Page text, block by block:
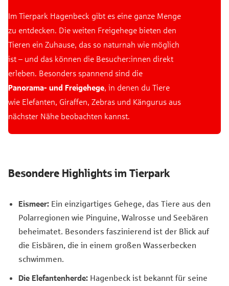
Im Tierpark Hagenbeck gibt es eine ganze Menge
zu entdecken. Die weiten Freigehege bieten den
Tieren ein Zuhause, das so naturnah wie möglich
ist – und das können die Besucher:innen direkt
erleben. Besonders spannend sind die
Panorama- und Freigehege, in denen du Tiere
wie Elefanten, Giraffen, Zebras und Kängurus aus
nächster Nähe beobachten kannst.
Besondere Highlights im Tierpark
Eismeer: Ein einzigartiges Gehege, das Tiere aus den
Polarregionen wie Pinguine, Walrosse und Seebären
beheimatet. Besonders faszinierend ist der Blick auf
die Eisbären, die in einem großen Wasserbecken
schwimmen.
Die Elefantenherde: Hagenbeck ist bekannt für seine